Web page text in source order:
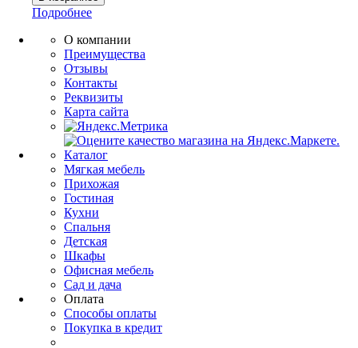
Подробнее
О компании
Преимущества
Отзывы
Контакты
Реквизиты
Карта сайта
Каталог
Мягкая мебель
Прихожая
Гостиная
Кухни
Спальня
Детская
Шкафы
Офисная мебель
Сад и дача
Оплата
Способы оплаты
Покупка в кредит